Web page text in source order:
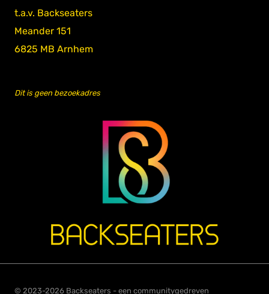
t.a.v. Backseaters
Meander 151
6825 MB Arnhem
Dit is geen bezoekadres
© 2023-2026 Backseaters - een communitygedreven